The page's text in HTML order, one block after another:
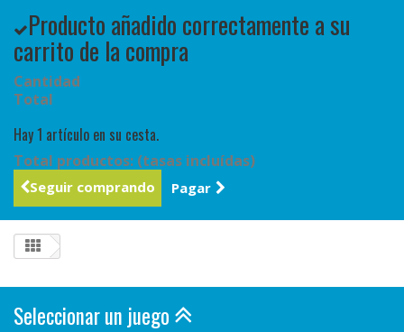
Producto añadido correctamente a su
carrito de la compra
Cantidad
Total
Hay 1 artículo en su cesta.
Total productos: (tasas incluídas)
Seguir comprando Pagar
Seleccionar un juego